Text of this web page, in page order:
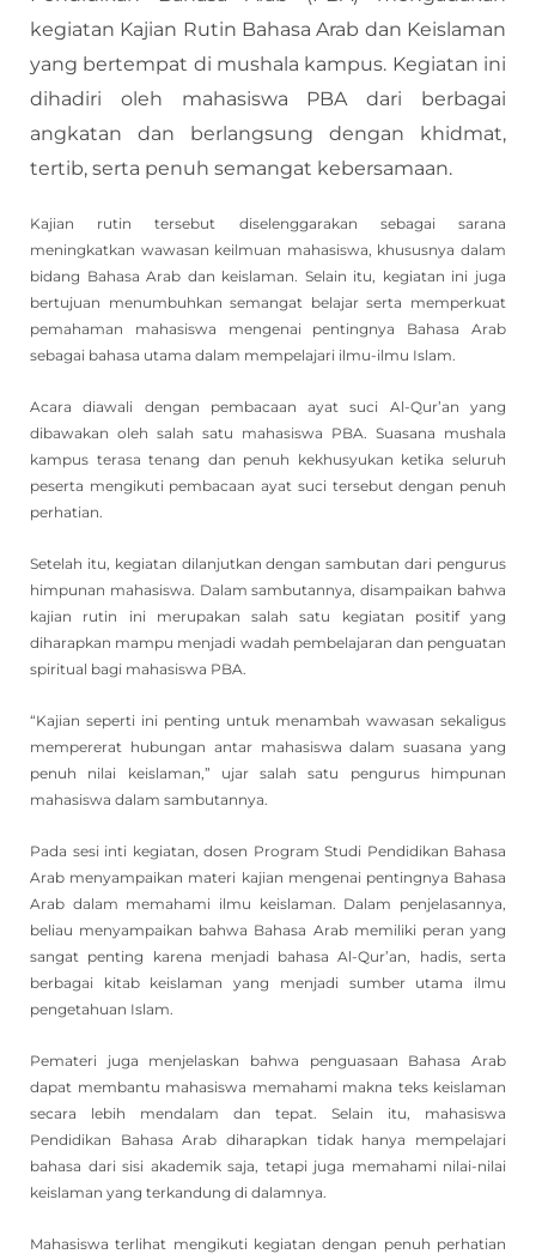
kegiatan Kajian Rutin Bahasa Arab dan Keislaman
yang bertempat di mushala kampus. Kegiatan ini
dihadiri oleh mahasiswa PBA dari berbagai
angkatan dan berlangsung dengan khidmat,
tertib, serta penuh semangat kebersamaan.
Kajian rutin tersebut diselenggarakan sebagai sarana
meningkatkan wawasan keilmuan mahasiswa, khususnya dalam
bidang Bahasa Arab dan keislaman. Selain itu, kegiatan ini juga
bertujuan menumbuhkan semangat belajar serta memperkuat
pemahaman mahasiswa mengenai pentingnya Bahasa Arab
sebagai bahasa utama dalam mempelajari ilmu-ilmu Islam.
Acara diawali dengan pembacaan ayat suci Al-Qur’an yang
dibawakan oleh salah satu mahasiswa PBA. Suasana mushala
kampus terasa tenang dan penuh kekhusyukan ketika seluruh
peserta mengikuti pembacaan ayat suci tersebut dengan penuh
perhatian.
Setelah itu, kegiatan dilanjutkan dengan sambutan dari pengurus
himpunan mahasiswa. Dalam sambutannya, disampaikan bahwa
kajian rutin ini merupakan salah satu kegiatan positif yang
diharapkan mampu menjadi wadah pembelajaran dan penguatan
spiritual bagi mahasiswa PBA.
“Kajian seperti ini penting untuk menambah wawasan sekaligus
mempererat hubungan antar mahasiswa dalam suasana yang
penuh nilai keislaman,” ujar salah satu pengurus himpunan
mahasiswa dalam sambutannya.
Pada sesi inti kegiatan, dosen Program Studi Pendidikan Bahasa
Arab menyampaikan materi kajian mengenai pentingnya Bahasa
Arab dalam memahami ilmu keislaman. Dalam penjelasannya,
beliau menyampaikan bahwa Bahasa Arab memiliki peran yang
sangat penting karena menjadi bahasa Al-Qur’an, hadis, serta
berbagai kitab keislaman yang menjadi sumber utama ilmu
pengetahuan Islam.
Pemateri juga menjelaskan bahwa penguasaan Bahasa Arab
dapat membantu mahasiswa memahami makna teks keislaman
secara lebih mendalam dan tepat. Selain itu, mahasiswa
Pendidikan Bahasa Arab diharapkan tidak hanya mempelajari
bahasa dari sisi akademik saja, tetapi juga memahami nilai-nilai
keislaman yang terkandung di dalamnya.
Mahasiswa terlihat mengikuti kegiatan dengan penuh perhatian